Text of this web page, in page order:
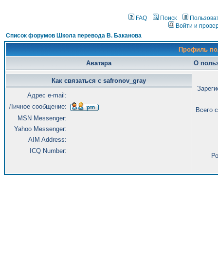
FAQ Поиск
Войти и
Список форумов Школа перевода В. Баканова
Профиль
Аватара
О
Всего
Как связаться с safronov_gray
Адрес e-mail:
Личное сообщение:
MSN Messenger:
Yahoo Messenger:
AIM Address:
ICQ Number: